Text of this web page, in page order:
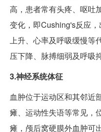
高，患者常有头疼、呕吐
变化，即Cushing's反应
上升、心率及呼吸缓慢等
压下降、脉搏细弱及呼吸
3.神经系统体征
血肿位于运动区和其邻近
瘫、运动性失语等常见，
瘫，颅后窝硬膜外血肿可